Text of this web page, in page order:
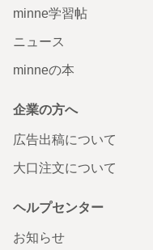
minne学習帖
ニュース
minneの本
企業の方へ
広告出稿について
大口注文について
ヘルプセンター
お知らせ